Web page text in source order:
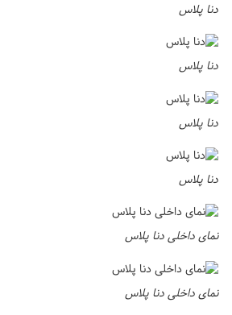
دنا پلاس
دنا پلاس
دنا پلاس
دنا پلاس
نمای داخلی دنا پلاس
نمای داخلی دنا پلاس